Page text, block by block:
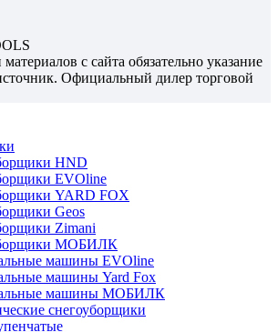
с сайта обязательно указание
Официальный дилер торговой
HND
EVOline
YARD FOX
Geos
Zimani
МОБИЛК
машины EVOline
машины Yard Fox
машины МОБИЛК
снегоуборщики